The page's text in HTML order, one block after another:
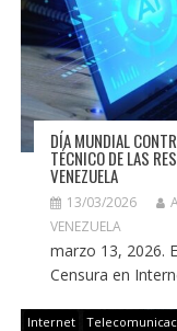
DÍA MUNDIAL
TÉCNICO DE LAS
VENEZUELA
13/03/2026
VENEZUELA
marzo 13, 2026.
Censura en
Internet